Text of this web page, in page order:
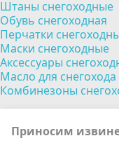
Штаны снегоходные
Обувь снегоходная
Перчатки
Маски снегоходные
Аксессуары
Масло для снегохода
Комбинезоны
Приносим